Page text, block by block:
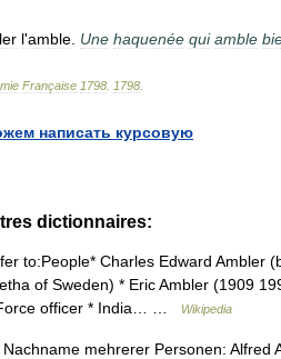
l'amble Une haquenée qui amble
Française 1798 1798
написать курсовую
dictionnaires:
to:People* Charles Edward Ambler
of Sweden) * Eric Ambler (1909
officer * India… …
Wikipedia
mehrerer Personen: Alfred